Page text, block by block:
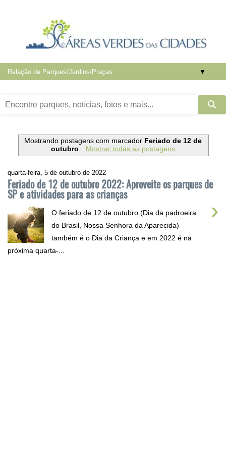
▼
Mostrando postagens com marcador Feriado de 12 de
outubro. Mostrar todas as postagens
quarta-feira, 5 de outubro de 2022
Feriado de 12 de outubro 2022: Aproveite os parques de
SP e atividades para as crianças
›
O feriado de 12 de outubro (Dia da padroeira
do Brasil, Nossa Senhora da Aparecida)
também é o Dia da Criança e em 2022 é na
próxima quarta-...